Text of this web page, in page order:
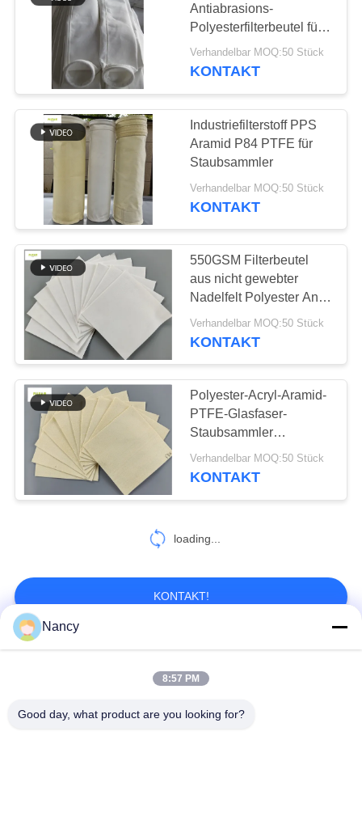
PTFE-Filterbeutel
Baghouse-
Filtertüten
Filterbeutel aus Filz
44
Filterbeutel mit
32
Industrieller
Antiabrasions-
Polyesterfilterbeutel für
Ölbehandlungsfilter
Verhandelbar MOQ:50 Stück
KONTAKT
Industriefilterstoff PPS
Aramid P84 PTFE für
Staubsammler
Verhandelbar MOQ:50 Stück
KONTAKT
550GSM Filterbeutel
aus nicht gewebter
Nadelfelt Polyester Anti-
Säure Größe
130mmX2500mm
Verhandelbar MOQ:50 Stück
KONTAKT
Polyester-Acryl-Aramid-
PTFE-Glasfaser-
Staubsammler
Filterbeutel gegen Alkali
Verhandelbar MOQ:50 Stück
KONTAKT
loading...
KONTAKT!
Staubsammelfilterbeutel Aramidfilterbeutel
Nancy
8:57 PM
Good day, what product are you looking for?